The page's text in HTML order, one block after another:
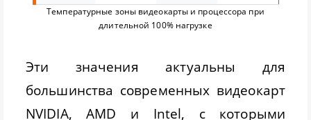
Температурные зоны видеокарты и процессора при
длительной 100% нагрузке
Эти значения актуальны для
большинства современных видеокарт
NVIDIA, AMD и Intel, с которыми